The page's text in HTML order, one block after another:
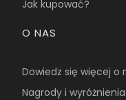
Jak kupować?
O NAS
Dowiedz się więcej o
Nagrody i wyróżnienia